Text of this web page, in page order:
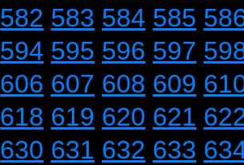
582 583 584 585
594 595 596 597
606 607 608 609
618 619 620 621
630 631 632 633